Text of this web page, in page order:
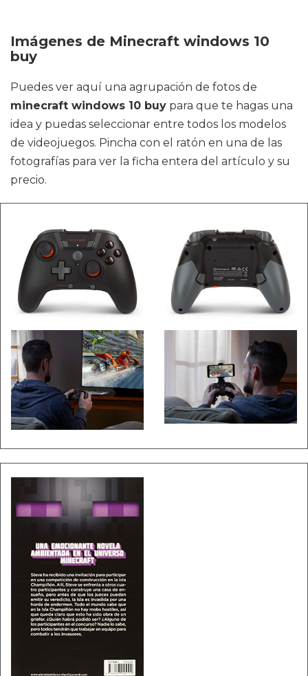
Imágenes de Minecraft windows 10
buy
Puedes ver aquí una agrupación de fotos de
minecraft windows 10 buy para que te hagas una
idea y puedas seleccionar entre todos los modelos
de videojuegos. Pincha con el ratón en una de las
fotografías para ver la ficha entera del artículo y su
precio.